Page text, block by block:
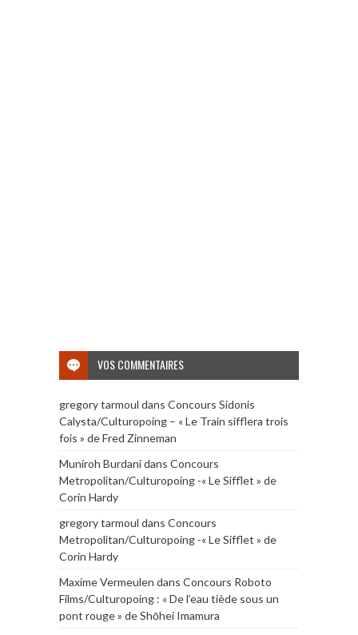
VOS COMMENTAIRES
gregory tarmoul dans Concours Sidonis
Calysta/Culturopoing – « Le Train sifflera trois
fois » de Fred Zinneman
Muniroh Burdanidans Concours
Metropolitan/Culturopoing -« Le Sifflet » de
Corin Hardy
gregory tarmoul dans Concours
Metropolitan/Culturopoing -« Le Sifflet » de
Corin Hardy
Maxime Vermeulen dans Concours Roboto
Films/Culturopoing : « De l’eau tiède sous un
pont rouge » de Shōhei Imamura